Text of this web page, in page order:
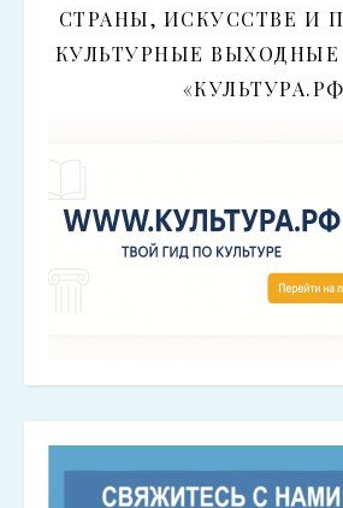
СТРАНЫ, ИСКУССТВЕ И
КУЛЬТУРНЫЕ ВЫХОДНЫЕ